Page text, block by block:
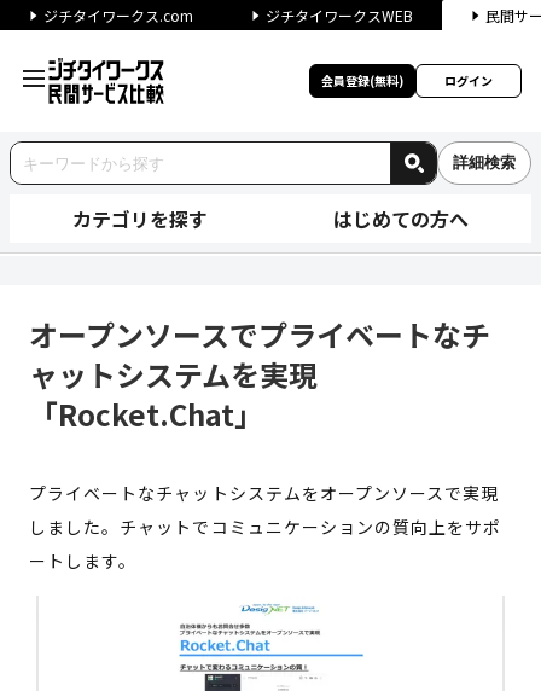
ジチタイワークス.com ジチタイワークスWEB 民間サ
会員登録(無料) ログイン
詳細検索
カテゴリを探す はじめての方へ
オープンソースでプライベートなチ
ャットシステムを実現
「Rocket.Chat」
プライベートなチャットシステムをオープンソースで実現
しました。チャットでコミュニケーションの質向上をサポ
ートします。